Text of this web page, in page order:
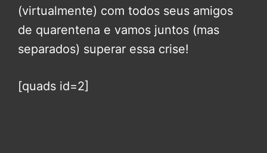
(virtualmente) com todos seus amigos
de quarentena e vamos juntos (mas
separados) superar essa crise!
[quads id=2]